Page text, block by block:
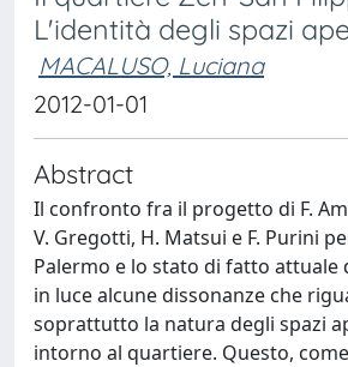
L'identità degli spazi
MACALUSO, Luciana
2012-01-01
Abstract
Il confronto fra il progetto di F.
V. Gregotti, H. Matsui e F. Purini
Palermo e lo stato di fatto attuale
in luce alcune dissonanze che
soprattutto la natura degli spazi
intorno al quartiere. Questo,